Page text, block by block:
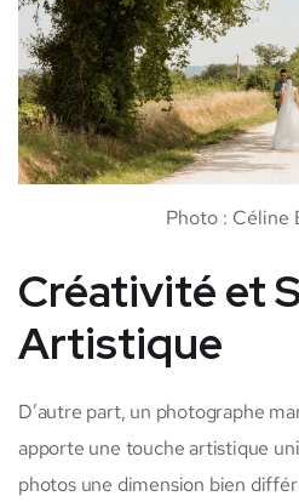
Photo : Céline
Créativité et
Artistique
D’autre part, un photographe
apporte une touche artistique
photos une dimension bien